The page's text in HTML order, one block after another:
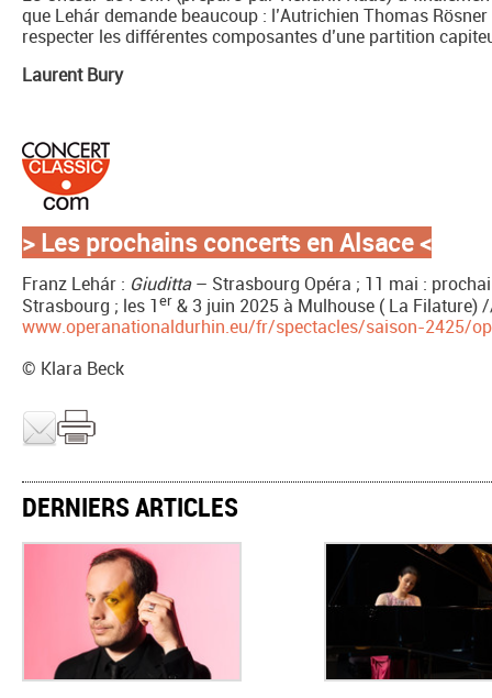
que Lehár demande beaucoup : l’Autrichien Thomas
respecter les différentes composantes d’une partition
Laurent Bury
> Les prochains concerts en Alsace<
Franz Lehár : Giuditta– Strasbourg Opéra ; 11 mai :
Strasbourg ; les 1er & 3 juin 2025 à Mulhouse ( La Filature)
www.operanationaldurhin.eu/fr/spectacles/saison-2425/
© Klara Beck
DERNIERS ARTICLES